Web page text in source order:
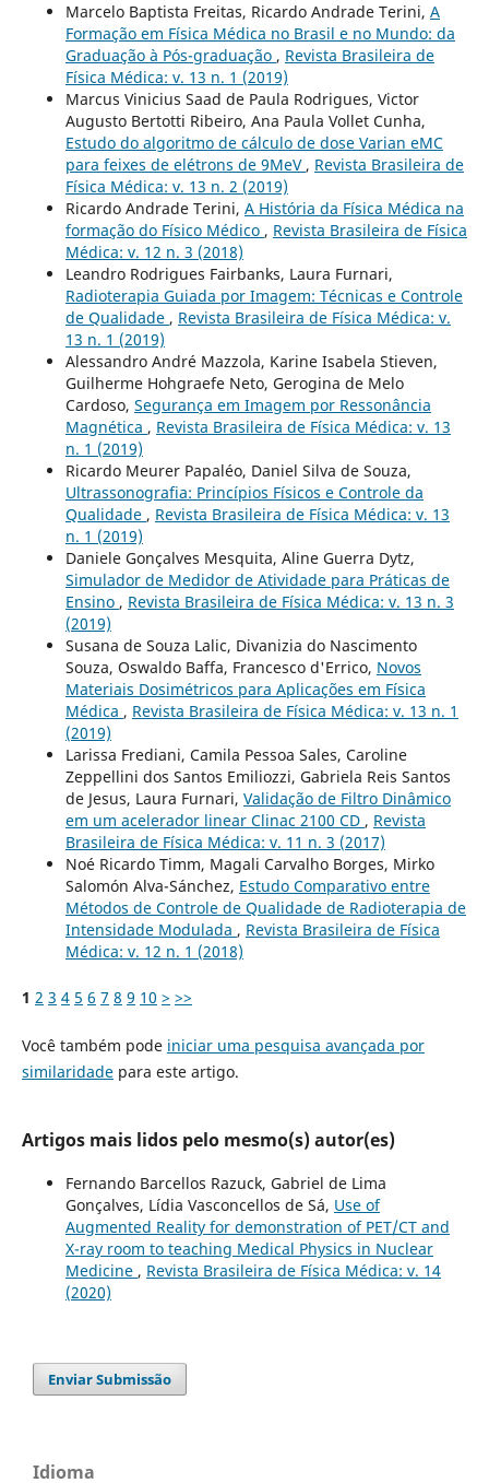
Marcelo Baptista Freitas, Ricardo Andrade Terini, A
Formação em Física Médica no Brasil e no Mundo: da
Graduação à Pós-graduação , Revista Brasileira de
Física Médica: v. 13 n. 1 (2019)
Marcus Vinicius Saad de Paula Rodrigues, Victor
Augusto Bertotti Ribeiro, Ana Paula Vollet Cunha,
Estudo do algoritmo de cálculo de dose Varian eMC
para feixes de elétrons de 9MeV , Revista Brasileira de
Física Médica: v. 13 n. 2 (2019)
Ricardo Andrade Terini, A História da Física Médica na
formação do Físico Médico , Revista Brasileira de Física
Médica: v. 12 n. 3 (2018)
Leandro Rodrigues Fairbanks, Laura Furnari,
Radioterapia Guiada por Imagem: Técnicas e Controle
de Qualidade , Revista Brasileira de Física Médica: v.
13 n. 1 (2019)
Alessandro André Mazzola, Karine Isabela Stieven,
Guilherme Hohgraefe Neto, Gerogina de Melo
Cardoso, Segurança em Imagem por Ressonância
Magnética , Revista Brasileira de Física Médica: v. 13
n. 1 (2019)
Ricardo Meurer Papaléo, Daniel Silva de Souza,
Ultrassonografia: Princípios Físicos e Controle da
Qualidade , Revista Brasileira de Física Médica: v. 13
n. 1 (2019)
Daniele Gonçalves Mesquita, Aline Guerra Dytz,
Simulador de Medidor de Atividade para Práticas de
Ensino , Revista Brasileira de Física Médica: v. 13 n. 3
(2019)
Susana de Souza Lalic, Divanizia do Nascimento
Souza, Oswaldo Baffa, Francesco d'Errico, Novos
Materiais Dosimétricos para Aplicações em Física
Médica , Revista Brasileira de Física Médica: v. 13 n. 1
(2019)
Larissa Frediani, Camila Pessoa Sales, Caroline
Zeppellini dos Santos Emiliozzi, Gabriela Reis Santos
de Jesus, Laura Furnari, Validação de Filtro Dinâmico
em um acelerador linear Clinac 2100 CD , Revista
Brasileira de Física Médica: v. 11 n. 3 (2017)
Noé Ricardo Timm, Magali Carvalho Borges, Mirko
Salomón Alva-Sánchez, Estudo Comparativo entre
Métodos de Controle de Qualidade de Radioterapia de
Intensidade Modulada , Revista Brasileira de Física
Médica: v. 12 n. 1 (2018)
1 2 3 4 5 6 7 8 9 10 > >>
Você também pode iniciar uma pesquisa avançada por
similaridadepara este artigo.
Artigos mais lidos pelo mesmo(s) autor(es)
Fernando Barcellos Razuck, Gabriel de Lima
Gonçalves, Lídia Vasconcellos de Sá, Use of
Augmented Reality for demonstration of PET/CT and
X-ray room to teaching Medical Physics in Nuclear
Medicine , Revista Brasileira de Física Médica: v. 14
(2020)
Enviar Submissão
Idioma